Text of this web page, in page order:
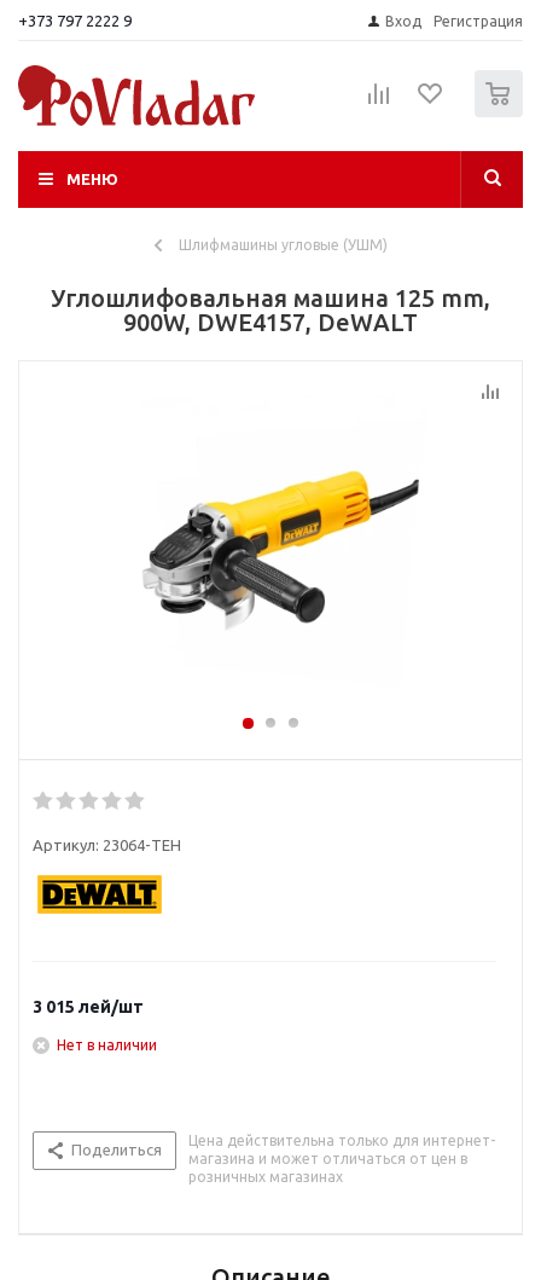
+373 797 2222 9 Вход Регистрация
МЕНЮ
Шлифмашины угловые (УШМ)
Углошлифовальная машина 125 mm,
900W, DWE4157, DeWALT
Артикул: 23064-TEH
3 015 лей/шт
Нет в наличии
Поделиться
Цена действительна только для интернет-
магазина и может отличаться от цен в
розничных магазинах